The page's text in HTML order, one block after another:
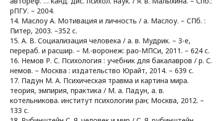
рПГУ. – 2004.
14. Маслоу А. Мотивация и личность / а. Маслоу. – СПб. :
Питер, 2003. –352 с.
15. А. В. Социализация человека / а. в. Мудрик. – 3-е,
перераб. и расшир. – М.-воронеж: рао-МПСи, 2011. – 624 с.
16. Немов Р. С. Психология : учебник для бакалавров / р. С.
немов. – Москва : издательство Юрайт, 2014. – 639 с.
17. Падун М. А. Психическая травма и картина мира.
теория, эмпирия, практика / М. а. Падун, а. в.
котельникова. институт психологии ран; Москва, 2012. –
133 с.